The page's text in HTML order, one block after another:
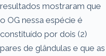
resultados mostraram que
o OG nessa espécie é
constituído por dois (2)
pares de glândulas e que as